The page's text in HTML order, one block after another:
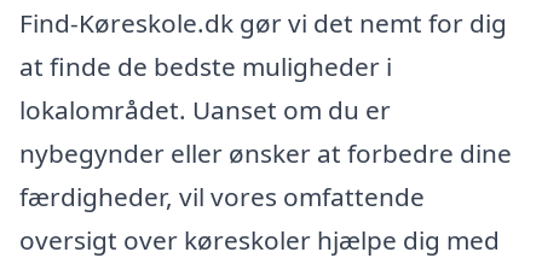
Find-Køreskole.dk gør vi det nemt for dig
at finde de bedste muligheder i
lokalområdet. Uanset om du er
nybegynder eller ønsker at forbedre dine
færdigheder, vil vores omfattende
oversigt over køreskoler hjælpe dig med